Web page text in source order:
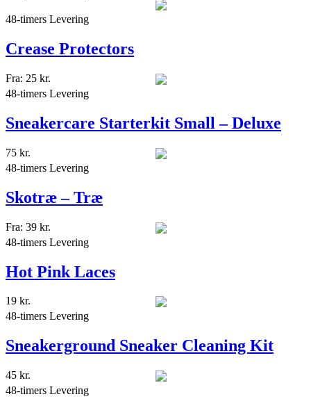
48-timers Levering
Crease Protectors
Fra: 25 kr.
48-timers Levering
Sneakercare Starterkit Small – Deluxe
75 kr.
48-timers Levering
Skotræ – Træ
Fra: 39 kr.
48-timers Levering
Hot Pink Laces
19 kr.
48-timers Levering
Sneakerground Sneaker Cleaning Kit
45 kr.
48-timers Levering